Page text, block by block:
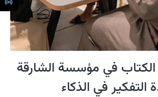
في مؤسسة الشارقة
التفكير في الذكاء